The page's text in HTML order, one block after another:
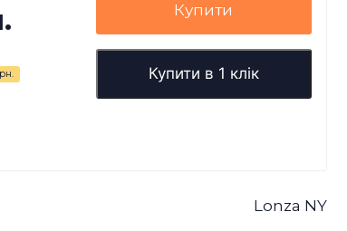
Купити
Купити в 1 клік
Lonza NY